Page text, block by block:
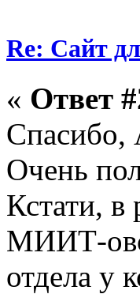
Re: Сайт
« Ответ
Спасибо,
Очень
Кстати,
МИИТ-
отдела у